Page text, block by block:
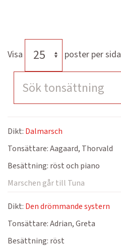
Visa poster per sida
Dikt: Dalmarsch
Tonsättare:Aagaard, Thorvald
Besättning: röst och piano
Marschen går till Tuna
Dikt: Den drömmande systern
Tonsättare:Adrian, Greta
Besättning: röst